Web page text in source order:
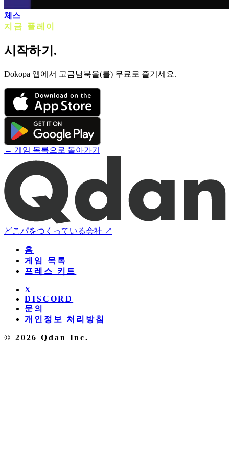
체스
지금 플레이
시작하기.
Dokopa 앱에서 고금남북을(를) 무료로 즐기세요.
← 게임 목록으로 돌아가기
どこパをつくっている会社 ↗
홈
게임 목록
프레스 키트
X
DISCORD
문의
개인정보 처리방침
© 2026 Qdan Inc.